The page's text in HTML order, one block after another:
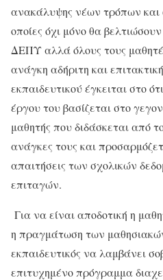
ανακάλυψης νέων τρόπων και
οποίες όχι μόνο θα
ΔΕΠΥ αλλά όλους τους
ανάγκη αδήριτη και
εκπαιδευτικού έγκειται στο
έργου του βασίζεται στο
μαθητής που διδάσκεται από
ανάγκες τους και
απαιτήσεις των σχολικών
επιταγών.
Για να είναι αποδοτική η
η πραγμάτωση των
εκπαιδευτικός να λαμβάνει
επιτυχημένο πρόγραμμα